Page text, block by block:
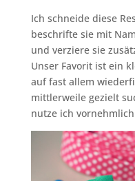
Ich schneide diese
beschrifte sie mit
und verziere sie
Unser Favorit ist ein
auf fast allem
mittlerweile gezielt
nutze ich